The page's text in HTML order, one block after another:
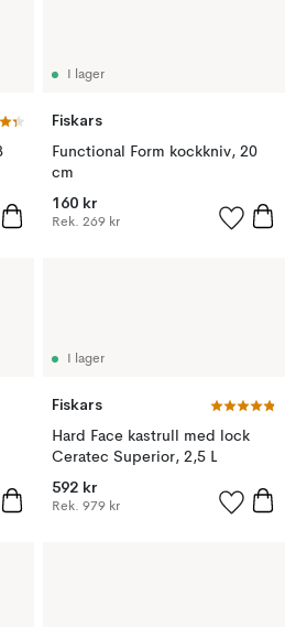
I lager
Fiskars
Functional Form kockkniv, 20
cm
160 kr
Rek. 269 kr
I lager
Fiskars
Hard Face kastrull med lock
Ceratec Superior, 2,5 L
592 kr
Rek. 979 kr